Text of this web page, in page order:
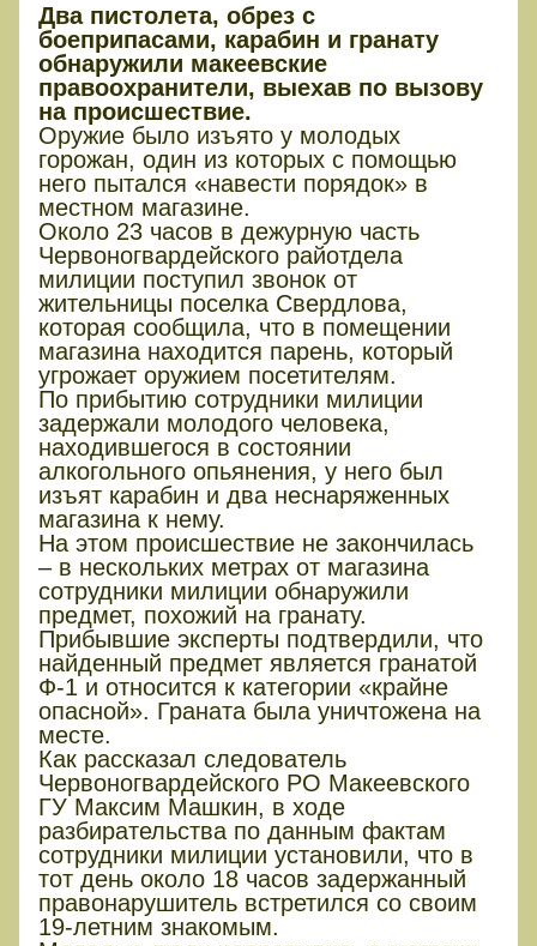
Два пистолета, обрез с
боеприпасами, карабин и гранату
обнаружили макеевские
правоохранители, выехав по вызову
на происшествие.
Оружие было изъято у молодых
горожан, один из которых с помощью
него пытался «навести порядок» в
местном магазине.
Около 23 часов в дежурную часть
Червоногвардейского райотдела
милиции поступил звонок от
жительницы поселка Свердлова,
которая сообщила, что в помещении
магазина находится парень, который
угрожает оружием посетителям.
По прибытию сотрудники милиции
задержали молодого человека,
находившегося в состоянии
алкогольного опьянения, у него был
изъят карабин и два неснаряженных
магазина к нему.
На этом происшествие не закончилась
– в нескольких метрах от магазина
сотрудники милиции обнаружили
предмет, похожий на гранату.
Прибывшие эксперты подтвердили, что
найденный предмет является гранатой
Ф-1 и относится к категории «крайне
опасной». Граната была уничтожена на
месте.
Как рассказал следователь
Червоногвардейского РО Макеевского
ГУ Максим Машкин, в ходе
разбирательства по данным фактам
сотрудники милиции установили, что в
тот день около 18 часов задержанный
правонарушитель встретился со своим
19-летним знакомым.